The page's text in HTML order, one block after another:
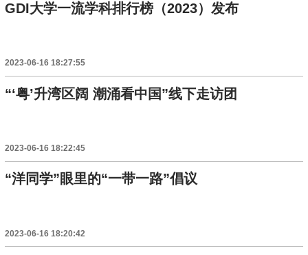
GDI大学一流学科排行榜（2023）发布
2023-06-16 18:27:55
“‘粤’升湾区阔 潮涌看中国”线下走访团
2023-06-16 18:22:45
“洋同学”眼里的“一带一路”倡议
2023-06-16 18:20:42